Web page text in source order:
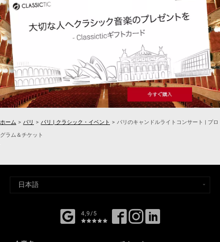
ホーム > パリ > パリ | クラシック・イベント > パリのキャンドルライトコンサート | プロ
グラム＆チケット
4,9/5